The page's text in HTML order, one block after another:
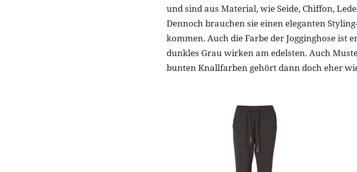
und sind aus Material, wie Seide, Chiffon,
Dennoch brauchen sie einen eleganten
kommen. Auch die Farbe der Jogginghose ist
dunkles Grau wirken am edelsten. Auch
bunten Knallfarben gehört dann doch eher